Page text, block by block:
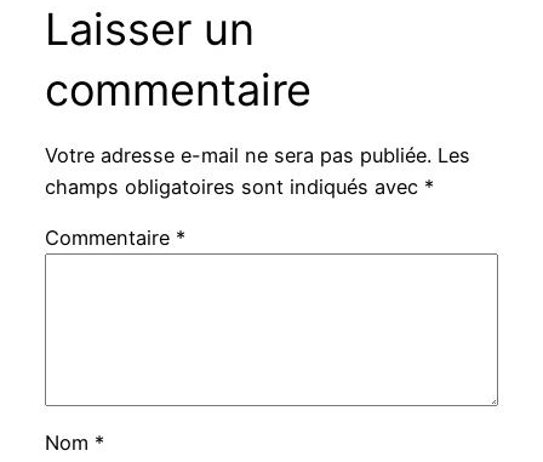
Laisser un
commentaire
Votre adresse e-mail ne sera pas publiée. Les
champs obligatoires sont indiqués avec *
Commentaire *
Nom *